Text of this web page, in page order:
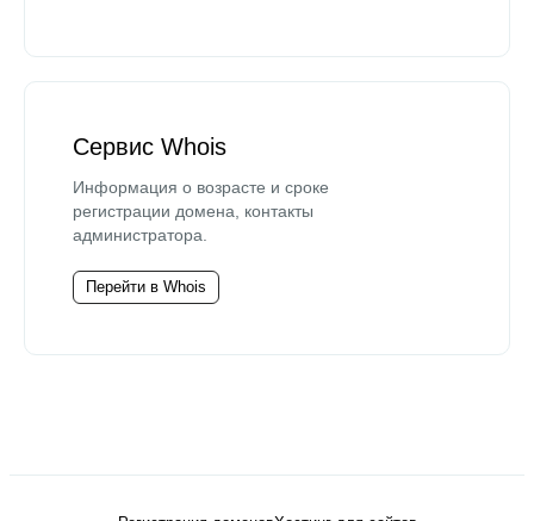
Сервис Whois
Информация о возрасте и сроке
регистрации домена, контакты
администратора.
Перейти в Whois